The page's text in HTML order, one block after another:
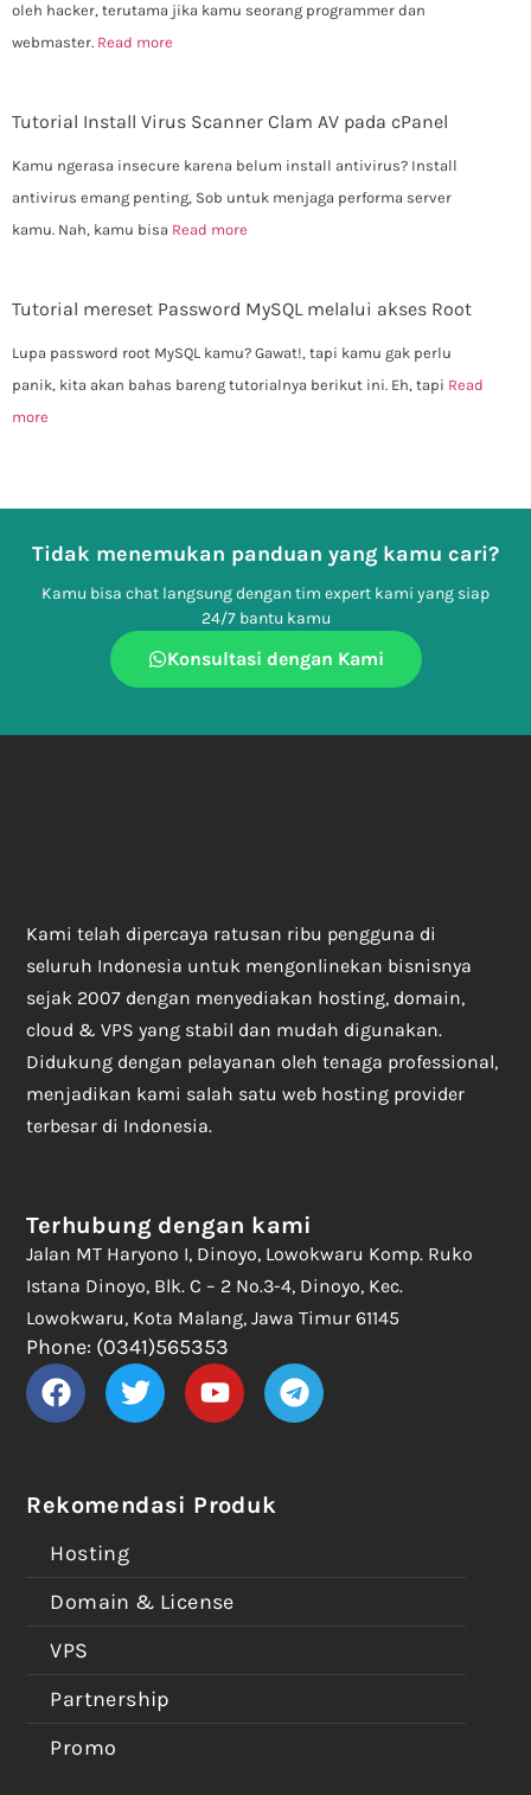
oleh hacker, terutama jika kamu seorang programmer dan
webmaster. Read more
Tutorial Install Virus Scanner Clam AV pada cPanel
Kamu ngerasa insecure karena belum install antivirus? Install
antivirus emang penting, Sob untuk menjaga performa server
kamu. Nah, kamu bisa Read more
Tutorial mereset Password MySQL melalui akses Root
Lupa password root MySQL kamu? Gawat!, tapi kamu gak perlu
panik, kita akan bahas bareng tutorialnya berikut ini. Eh, tapi Read
more
Tidak menemukan panduan yang kamu cari?
Kamu bisa chat langsung dengan tim expert kami yang siap
24/7 bantu kamu
Konsultasi dengan Kami
Kami telah dipercaya ratusan ribu pengguna di
seluruh Indonesia untuk mengonlinekan bisnisnya
sejak 2007 dengan menyediakan hosting, domain,
cloud & VPS yang stabil dan mudah digunakan.
Didukung dengan pelayanan oleh tenaga professional,
menjadikan kami salah satu web hosting provider
terbesar di Indonesia.
Rekomendasi Produk
Hosting
Domain & License
VPS
Partnership
Promo
Terhubung dengan kami
Jalan MT Haryono I, Dinoyo, Lowokwaru Komp. Ruko
Istana Dinoyo, Blk. C – 2 No.3-4, Dinoyo, Kec.
Lowokwaru, Kota Malang, Jawa Timur 61145
Phone: (0341)565353